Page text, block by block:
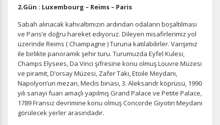
2.Gün : Luxembourg – Reims – Paris
Sabah alınacak kahvaltımızın ardından odaların boşaltılması
ve Paris’e doğru hareket ediyoruz. Dileyen misafirlerimiz yol
üzerinde Reims ( Champagne ) Turuna katılabilirler. Varışımız
ile birlikte panoramik şehir turu. Turumuzda Eyfel Kulesi,
Champs Elysees, Da Vinci şifresine konu olmuş Louvre Müzesi
ve piramit, D’orsay Müzesi, Zafer Takı, Etoile Meydanı,
Napolyon’un mezarı, Meclis binası, 3. Aleksandr köprüsü, 1990
yılı sanayi fuarı amaçlı yapılmış Grand Palace ve Petite Palace,
1789 Fransız devrimine konu olmuş Concorde Giyotin Meydanı
görülecek yerler arasındadır.